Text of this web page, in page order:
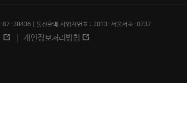
87-38436 | 통신판매 사업자번호 : 2013-서울서초-0737
개인정보처리방침